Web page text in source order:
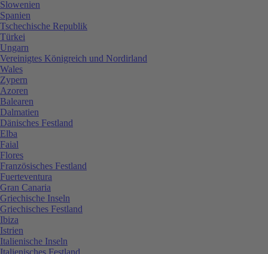
Slowenien
Spanien
Tschechische Republik
Türkei
Ungarn
Vereinigtes Königreich und Nordirland
Wales
Zypern
Azoren
Balearen
Dalmatien
Dänisches Festland
Elba
Faial
Flores
Französisches Festland
Fuerteventura
Gran Canaria
Griechische Inseln
Griechisches Festland
Ibiza
Istrien
Italienische Inseln
Italienisches Festland